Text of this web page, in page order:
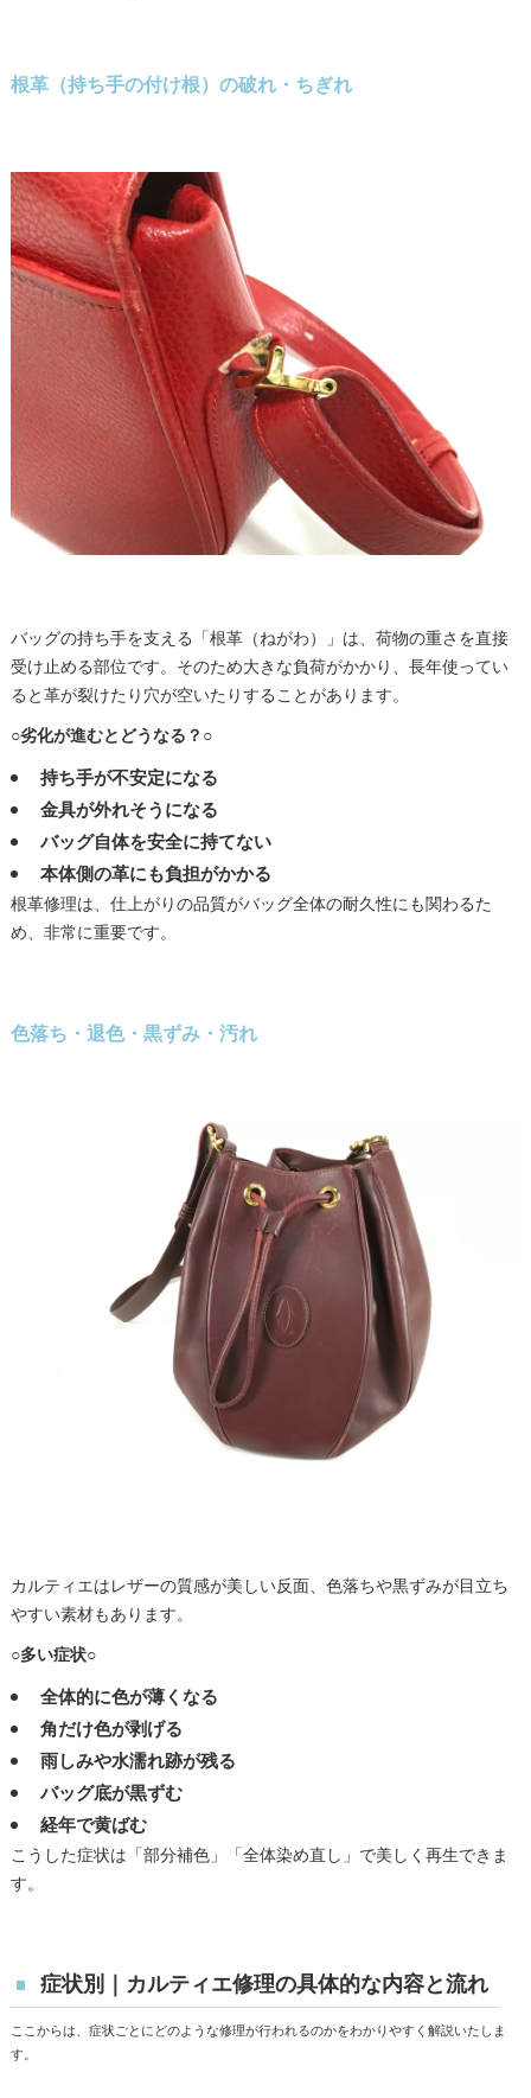
根革（持ち手の付け根）の破れ・ちぎれ
バッグの持ち手を支える「根革（ねがわ）」は、荷物の重さを直接
受け止める部位です。そのため大きな負荷がかかり、長年使ってい
ると革が裂けたり穴が空いたりすることがあります。
○劣化が進むとどうなる？○
持ち手が不安定になる
金具が外れそうになる
バッグ自体を安全に持てない
本体側の革にも負担がかかる
根革修理は、仕上がりの品質がバッグ全体の耐久性にも関わるた
め、非常に重要です。
色落ち・退色・黒ずみ・汚れ
カルティエはレザーの質感が美しい反面、色落ちや黒ずみが目立ち
やすい素材もあります。
○多い症状○
全体的に色が薄くなる
角だけ色が剥げる
雨しみや水濡れ跡が残る
バッグ底が黒ずむ
経年で黄ばむ
こうした症状は「部分補色」「全体染め直し」で美しく再生できま
す。
症状別｜カルティエ修理の具体的な内容と流れ
ここからは、症状ごとにどのような修理が行われるのかをわかりやすく解説いたしま
す。